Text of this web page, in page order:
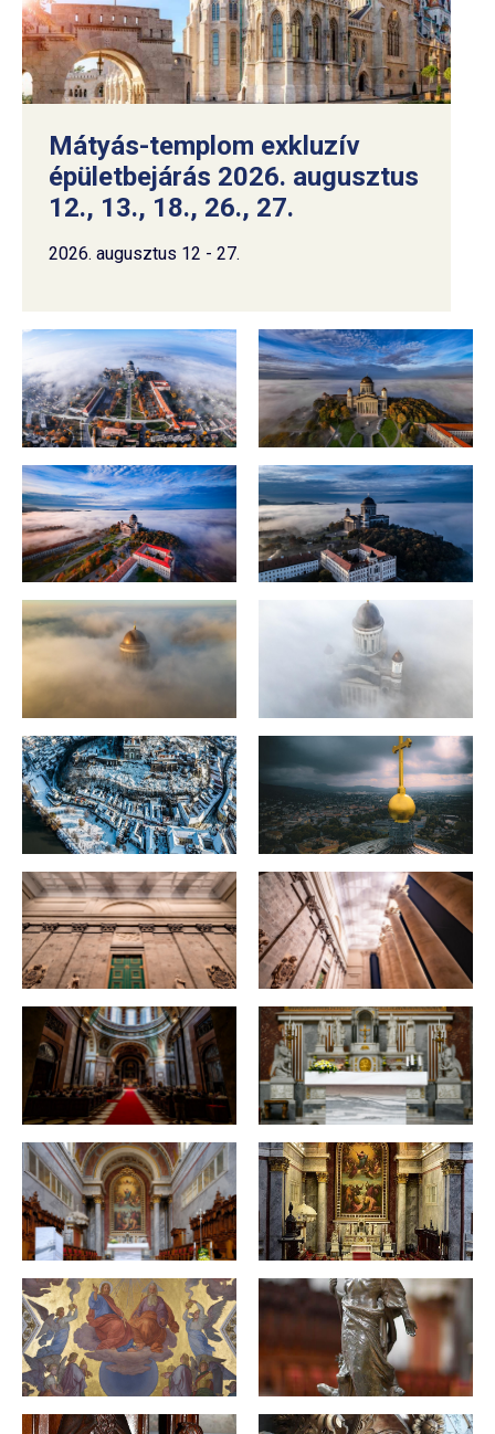
Mátyás-templom exkluzív
épületbejárás 2026. augusztus
12., 13., 18., 26., 27.
2026. augusztus 12 - 27.